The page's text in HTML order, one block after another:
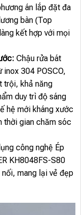
án lắp đặt đa
bàn (Top
kết hợp với mọi
Chậu rửa bát
inox 304 POSCO,
trội, khả năng
duy trì độ sáng
hệ mới kháng xước
thời gian chăm sóc
công nghệ Ép
KH8048FS-S80
mang lại vẻ đẹp